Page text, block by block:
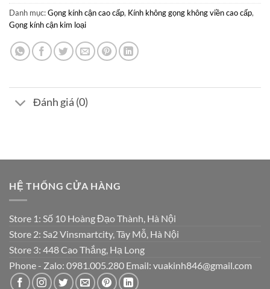
Danh mục:Gọng kính cận cao cấp, Kính không gọng không viền cao cấp,
Gọng kính cận kim loại
Đánh giá (0)
HỆ THỐNG CỬA HÀNG
Store 1: Số 10 Hoàng Đạo Thành, Hà Nội
Store 2: Sa2 Vinsmartcity, Tây Mỗ, Hà Nội
Store 3: 448 Cao Thắng, Hạ Long
Phone - Zalo: 0981.005.280 Email: vuakinh846@gmail.com